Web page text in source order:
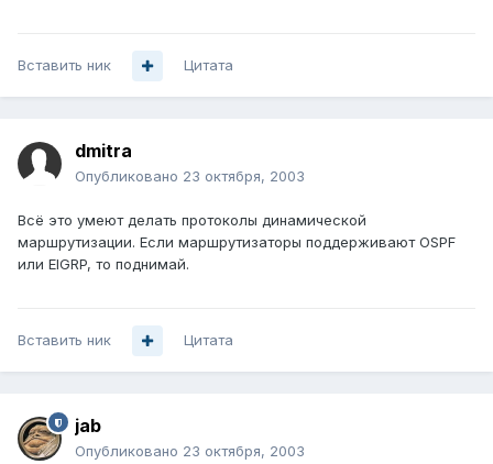
Вставить ник Цитата
dmitra
Опубликовано 23 октября, 2003
Всё это умеют делать протоколы динамической
маршрутизации. Если маршрутизаторы поддерживают OSPF
или EIGRP, то поднимай.
Вставить ник Цитата
jab
Опубликовано 23 октября, 2003